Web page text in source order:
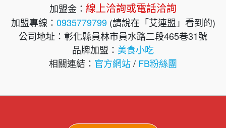
加盟金： 線上洽詢或電話洽詢
加盟專線： 0935779799(請說在「艾連盟」看到的)
公司地址：彰化縣員林市員水路二段465巷31號
品牌加盟： 美食小吃
相關連結： 官方網站/ FB粉絲團